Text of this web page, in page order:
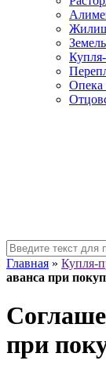
Опека
Главная » Купля-
аванса при
при